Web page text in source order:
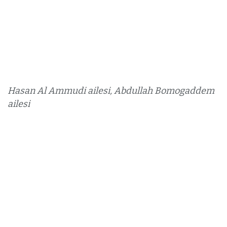
Hasan Al Ammudi ailesi, Abdullah Bomogaddem
ailesi